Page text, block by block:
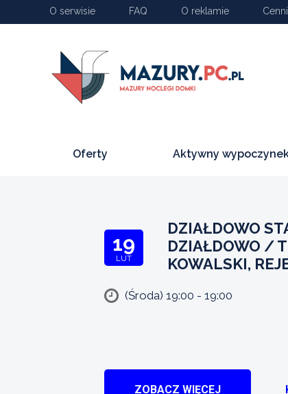
O serwisie FAQ O reklamie
Oferty Aktywny
19
LUT
DZIAŁDOWO
DZIAŁDOWO /
KOWALSKI,
(Środa) 19:00 - 19:00
ZOBACZ WIĘCEJ